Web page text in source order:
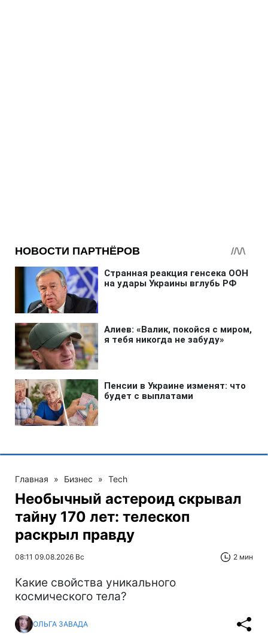
Главная » Бизнес » Tech
Необычный астероид скрывал
тайну 170 лет: телескоп
раскрыл правду
08:11 09.08.2026 Вс 2 мин
Какие свойства уникального
космического тела?
ОЛЬГА ЗАВАДА